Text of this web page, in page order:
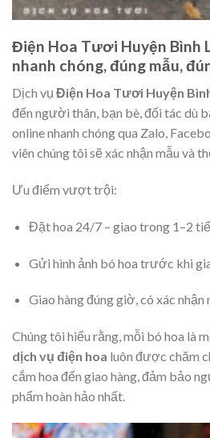
Điện Hoa Tươi Huyện Bình
nhanh chóng, đúng mẫu,
Dịch vụ Điện Hoa Tươi Huyện
đến người thân, bạn bè, đối tác dù
online nhanh chóng qua Zalo,
viên chúng tôi sẽ xác nhận mẫu và
Ưu điểm vượt trội:
Đặt hoa 24/7 – giao trong 1–2
Gửi hình ảnh bó hoa trước khi
Giao hàng đúng giờ, có xác nhận
Chúng tôi hiểu rằng, mỗi bó hoa là
dịch vụ điện hoa luôn được chăm
cắm hoa đến giao hàng, đảm bảo
phẩm hoàn hảo nhất.